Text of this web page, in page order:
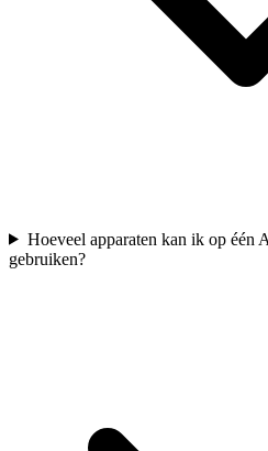
Hoeveel apparaten kan ik op één
gebruiken?